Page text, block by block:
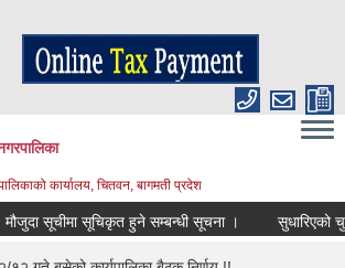
कार्यालय, चितवन, बागमती प्रदेश
सूचीमा सूचिकृत हुने सम्बन्धी सूचना । सुधारिएको